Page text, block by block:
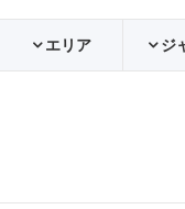
エリア ジ